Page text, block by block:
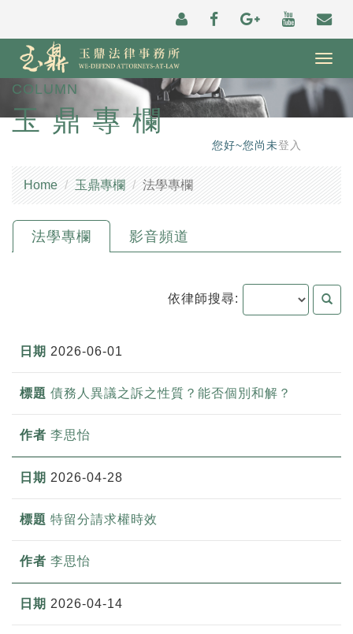
COLUMN
玉鼎專欄
您好~您尚未登入
Home 玉鼎專欄 法學專欄
法學專欄 影音頻道
依律師搜尋:
2026-06-01
債務人異議之訴之性質？能否個別和解？
李思怡
2026-04-28
特留分請求權時效
李思怡
2026-04-14